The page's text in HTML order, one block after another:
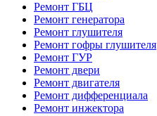
Ремонт ГБЦ
Ремонт генератора
Ремонт глушителя
Ремонт гофры глушителя
Ремонт ГУР
Ремонт двери
Ремонт двигателя
Ремонт дифференциала
Ремонт инжектора